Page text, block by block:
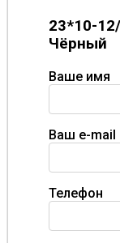
23*10-12/
Чёрный
Ваше имя
Ваш e-mail
Телефон